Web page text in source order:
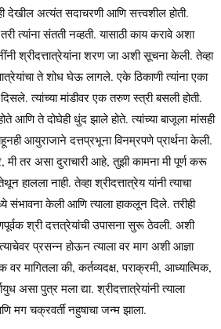
देखील अत्यंत सदाचरणी आणि सत्त्वशील होती.
तरी त्यांना संतती नव्हती. यासाठी काय करावे अशा
श्रीदत्तात्रेयांना शरण जा अशी सूचना केली. तेव्हा
ते शोध घेऊ लागले. एके ठिकाणी त्यांना एका
त्यांच्या मांडीवर एक तरुण स्त्री बसली होती.
आणि ते दोघेही धुंद झाले होते. त्यांच्या बाजूला मांसही
आयुराजाने दत्तप्रभूना विनम्रपणे प्रार्थना केली.
मी तर असा दुराचारी आहे, तुझी कामना मी पूर्ण करू
हालला नाही. तेव्हा श्रीदत्तात्रेय यांनी त्याचा
संभावना केली आणि त्याला हाकलून दिले. तरीही
श्री दत्तत्रेयांची उपासना सुरू ठेवली. अशी
प्रसन्न होऊन त्याला वर माग अशी आज्ञा
वर मागितला की, कर्तव्यदक्ष, पराक्रमी, आध्यात्मिक,
असा पुत्र मला द्या. श्रीदत्तात्रेयांनी त्याला
मग चक्रवर्ती नहुषाचा जन्म झाला.